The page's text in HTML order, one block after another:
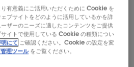
を学ぶ
学ぶ
有意義にご活用いただくために Cookie を
ブサイトをどのように活用しているかを詳
ザーのニーズに適したコンテンツをご提供
イトで使用している Cookie の種類につい
にて ご確認ください。Cookie の設定を変
理ツールをご覧ください。